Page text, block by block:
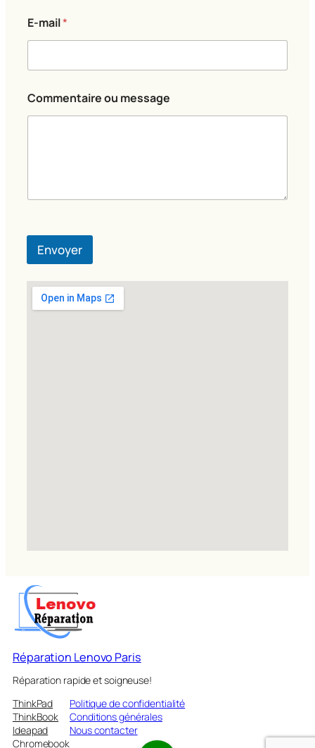
e
n
t
i
e
E-mail*
Commentaire ou message
Envoyer
Réparation Lenovo Paris
Réparation rapide et soigneuse!
ThinkPad
ThinkBook
Ideapad
Chromebook
Politique de confidentialité
Conditions générales
Nous contacter